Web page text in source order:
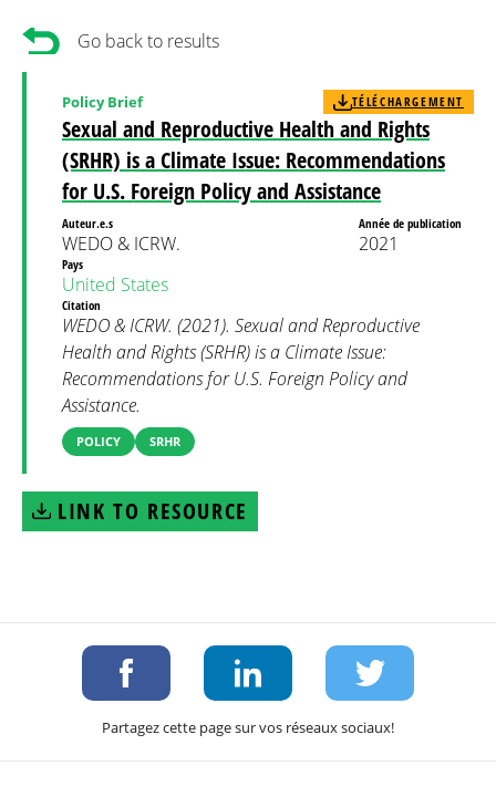
Go back to results
Sexual and Reproductive Health and Rights
(SRHR) is a Climate Issue: Recommendations
for U.S. Foreign Policy and Assistance
Policy Brief TÉLÉCHARGEMENT
Auteur.e.s
WEDO & ICRW.
Année de publication
2021
Pays
United States
Citation
WEDO & ICRW. (2021). Sexual and Reproductive
Health and Rights (SRHR) is a Climate Issue:
Recommendations for U.S. Foreign Policy and
Assistance.
POLICY SRHR
LINK TO RESOURCE
Partagez cette page sur vos réseaux sociaux!